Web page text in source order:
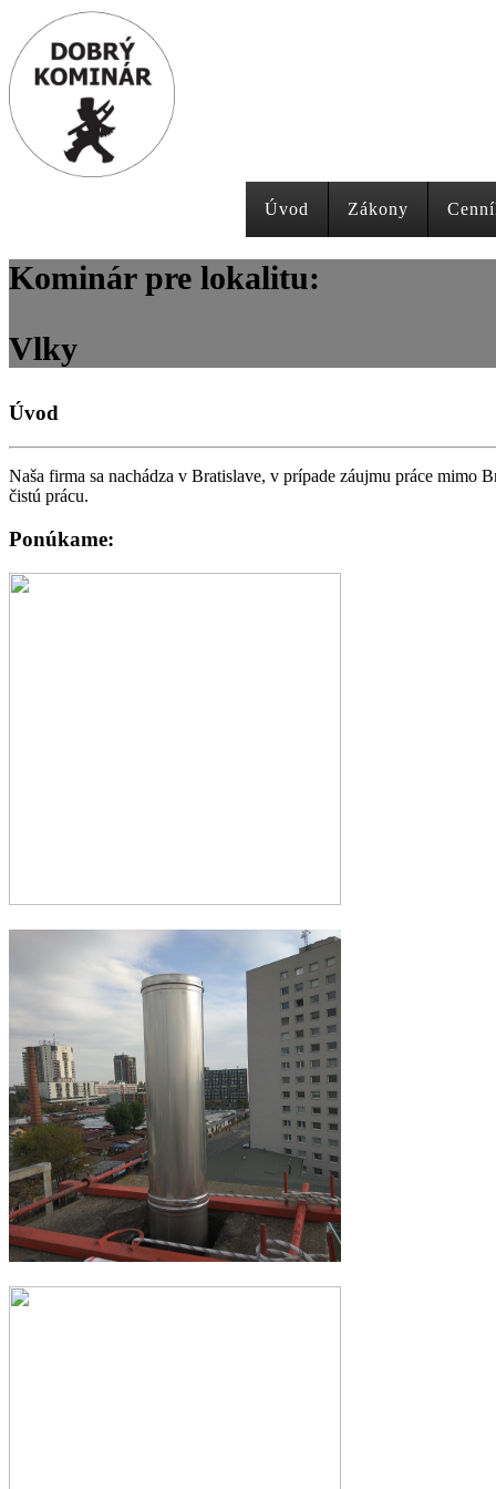
Úvod Zákony
Kominár pre lokalitu:
Vlky
Úvod
Naša firma sa nachádza v Bratislave, v prípade záujmu práce
čistú prácu.
Ponúkame: